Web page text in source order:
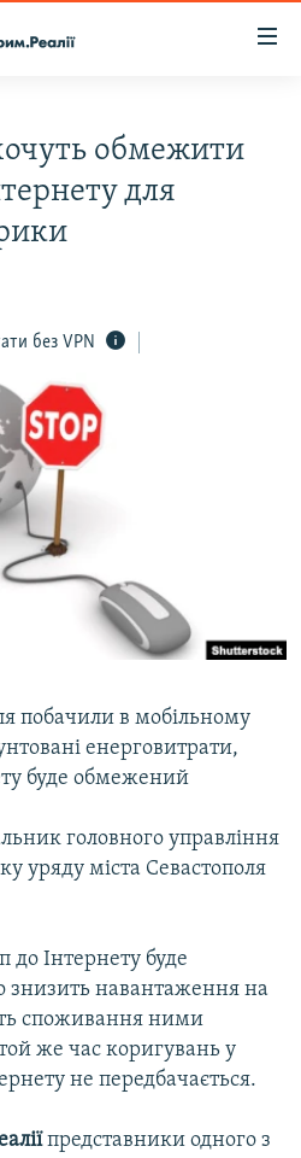
обмежити
для
без VPN
побачили в мобільному
енерговитрати,
буде обмежений
головного управління
уряду міста Севастополя
до Інтернету буде
знизить навантаження на
споживання ними
же час коригувань у
не передбачається.
представники одного з